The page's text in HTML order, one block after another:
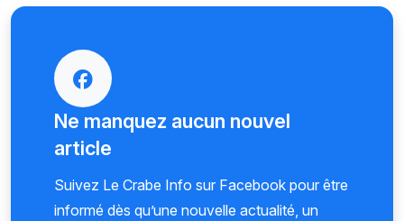
Ne manquez aucun nouvel
article
Suivez Le Crabe Info sur Facebook pour être
informé dès qu’une nouvelle actualité, un